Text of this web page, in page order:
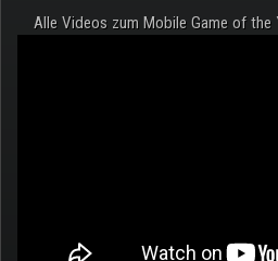
Alle Videos zum Mobile Game of the